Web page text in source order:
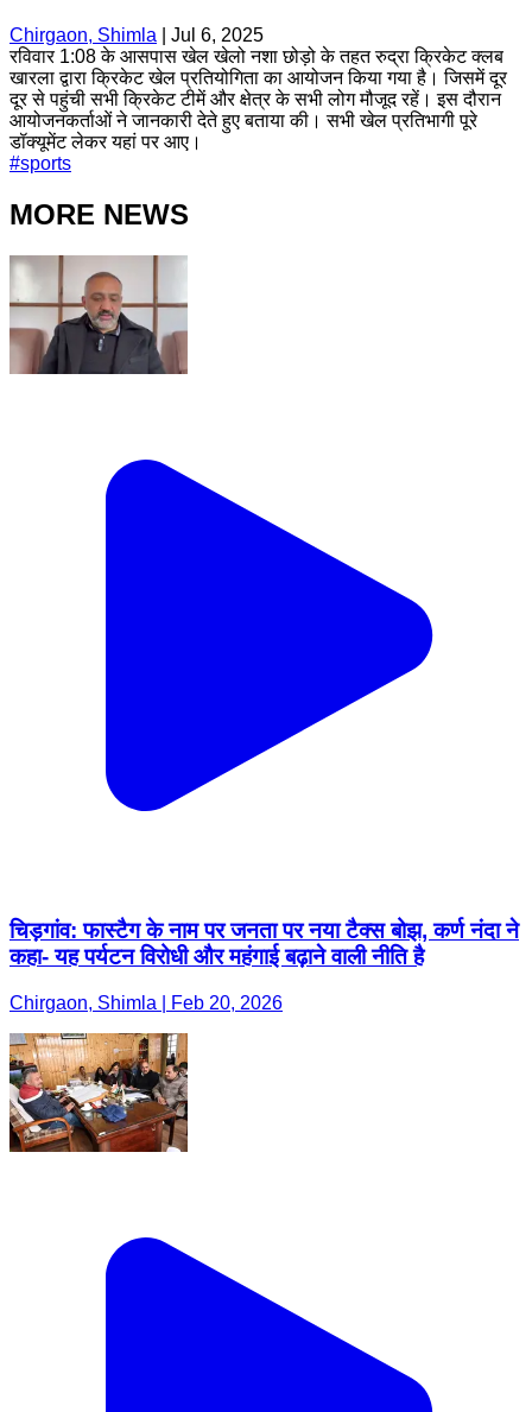
Chirgaon, Shimla
Jul 6, 2025
रविवार 1:08 के आसपास खेल खेलो नशा छोड़ो के तहत रुद्रा क्रिकेट क्लब
खारला द्वारा क्रिकेट खेल प्रतियोगिता का आयोजन किया गया है। जिसमें दूर
दूर से पहुंची सभी क्रिकेट टीमें और क्षेत्र के सभी लोग मौजूद रहें। इस दौरान
आयोजनकर्ताओं ने जानकारी देते हुए बताया की। सभी खेल प्रतिभागी पूरे
डॉक्यूमेंट लेकर यहां पर आए।
#sports
MORE NEWS
चिड़गांव: फास्टैग के नाम पर जनता पर नया टैक्स बोझ, कर्ण नंदा ने
कहा- यह पर्यटन विरोधी और महंगाई बढ़ाने वाली नीति है
Chirgaon, Shimla | Feb 20, 2026